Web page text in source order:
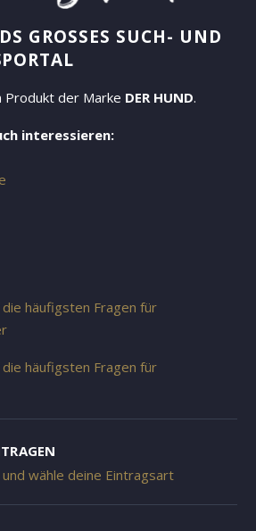
GROSSES SUCH- UND B
Produkt der Marke DER HUND.
interessieren:
häufigsten Fragen für
häufigsten Fragen für
wähle deine Eintragsart